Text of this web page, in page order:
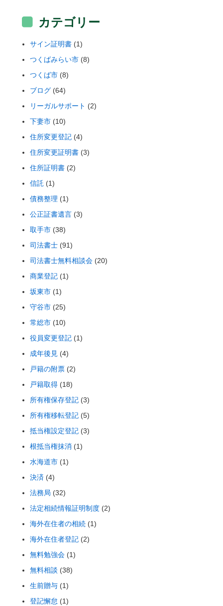
カテゴリー
サイン証明書 (1)
つくばみらい市 (8)
つくば市 (8)
ブログ (64)
リーガルサポート (2)
下妻市 (10)
住所変更登記 (4)
住所変更証明書 (3)
住所証明書 (2)
信託 (1)
債務整理 (1)
公正証書遺言 (3)
取手市 (38)
司法書士 (91)
司法書士無料相談会 (20)
商業登記 (1)
坂東市 (1)
守谷市 (25)
常総市 (10)
役員変更登記 (1)
成年後見 (4)
戸籍の附票 (2)
戸籍取得 (18)
所有権保存登記 (3)
所有権移転登記 (5)
抵当権設定登記 (3)
根抵当権抹消 (1)
水海道市 (1)
決済 (4)
法務局 (32)
法定相続情報証明制度 (2)
海外在住者の相続 (1)
海外在住者登記 (2)
無料勉強会 (1)
無料相談 (38)
生前贈与 (1)
登記懈怠 (1)